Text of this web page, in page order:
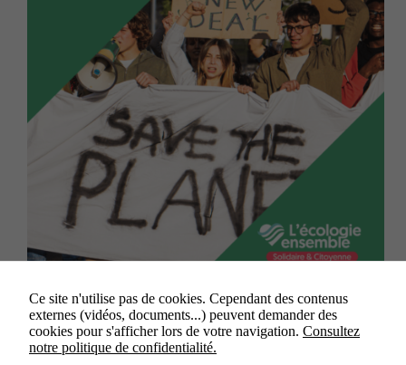
Lors de la session du Conseil régional du 24 mars
2022, William Aucant a porté un vœu pour le groupe
L’écologie ensemble afin que l’assemblée régionale
reconnaisse l’urgence climatique. Il s’agissait
Ce site n'utilise pas de cookies. Cependant des contenus
externes (vidéos, documents...) peuvent demander des
cookies pour s'afficher lors de votre navigation. Consultez
notre politique de confidentialité.